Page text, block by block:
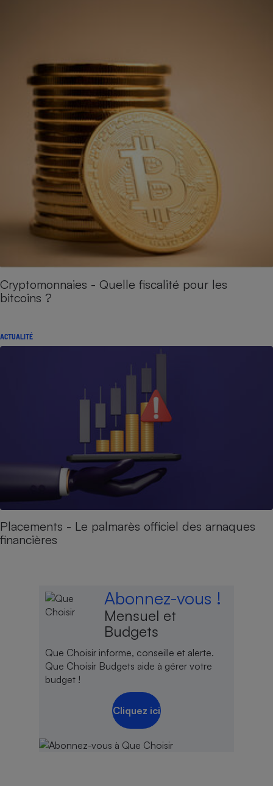
Cryptomonnaies - Quelle fiscalité pour les
bitcoins ?
ACTUALITÉ
Placements - Le palmarès officiel des arnaques
financières
Abonnez-vous !
Mensuel et
Budgets
Que Choisir informe, conseille et alerte.
Que Choisir Budgets aide à gérer votre
budget !
Cliquez ici